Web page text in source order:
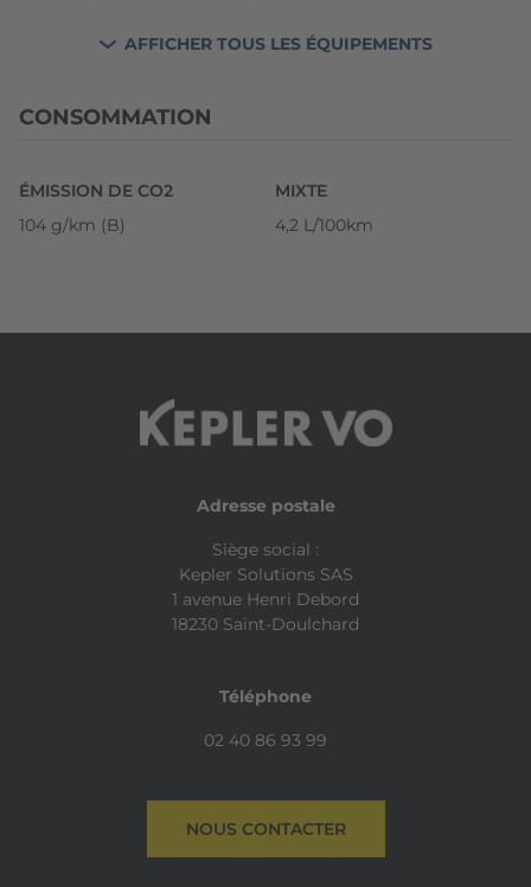
Retroviseurs exterieurs electriques, degivrants
Systeme d'aide au demarrage en cote cote
AFFICHER TOUS LES ÉQUIPEMENTS
CONSOMMATION
ÉMISSION DE CO2
104 g/km (B)
MIXTE
4,2 L/100km
Adresse postale
Siège social :
Kepler Solutions SAS
1 avenue Henri Debord
18230 Saint-Doulchard
Téléphone
02 40 86 93 99
NOUS CONTACTER